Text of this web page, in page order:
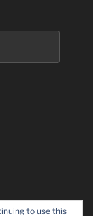
to use this